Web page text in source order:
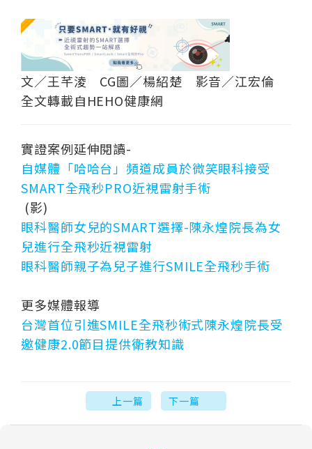
文／王芊淩 CG圖／楊紹楚 影音／江宏倫
全文轉載自HEHO健康網
實證案例延伸閱讀-
自媒體「哈哈台」頻道成員於微笑眼科接受
SMART全飛秒PRO近視雷射手術
(影)
眼科醫師女兒的SMART選擇-陳永煌院長為女
兒進行全飛秒近視雷射
眼科醫師親子為兒子進行SMILE全飛秒手術
更多媒體報導
台灣首位引進SMILE全飛秒術式陳永煌院長受
邀健康2.0節目提供衛教知識
上一篇 下一篇